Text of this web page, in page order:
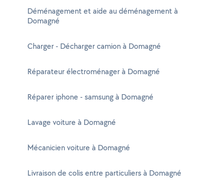
Déménagement et aide au déménagement à
Domagné
Charger - Décharger camion à Domagné
Réparateur électroménager à Domagné
Réparer iphone - samsung à Domagné
Lavage voiture à Domagné
Mécanicien voiture à Domagné
Livraison de colis entre particuliers à Domagné